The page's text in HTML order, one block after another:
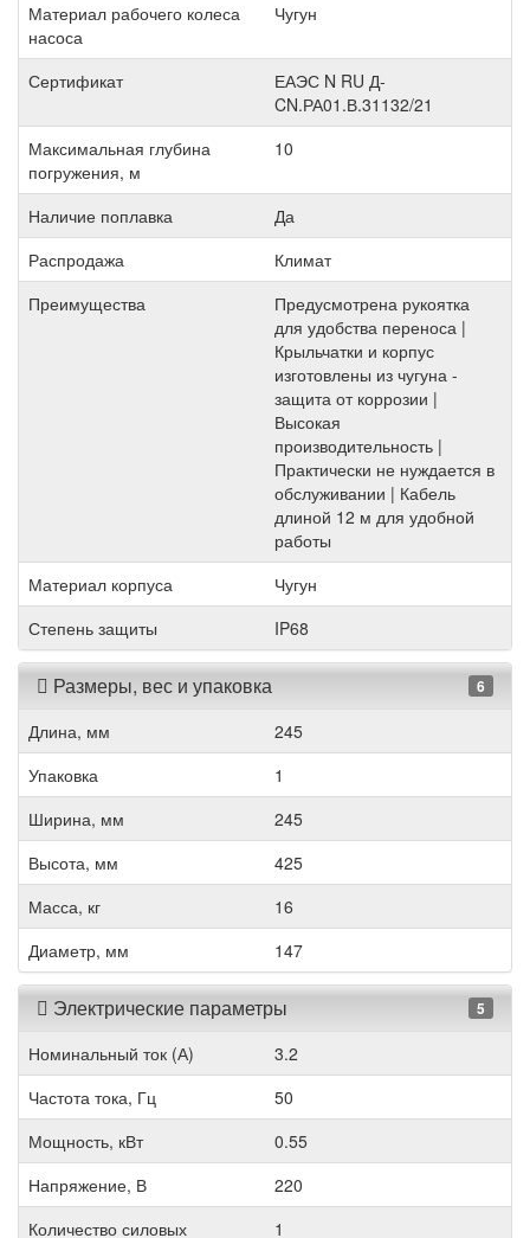
Материал рабочего колеса
насоса
Чугун
Сертификат
ЕАЭС N RU Д-
CN.РА01.В.31132/21
Максимальная глубина
погружения, м
10
Наличие поплавка
Да
Распродажа
Климат
Преимущества
Предусмотрена рукоятка
для удобства переноса |
Крыльчатки и корпус
изготовлены из чугуна -
защита от коррозии |
Высокая
производительность |
Практически не нуждается в
обслуживании | Кабель
длиной 12 м для удобной
работы
Материал корпуса
Чугун
Степень защиты
IP68
Размеры, вес и упаковка 6
Длина, мм
245
Упаковка
1
Ширина, мм
245
Высота, мм
425
Масса, кг
16
Диаметр, мм
147
Электрические параметры 5
Номинальный ток (А)
3.2
Частота тока, Гц
50
Мощность, кВт
0.55
Напряжение, В
220
Количество силовых
1